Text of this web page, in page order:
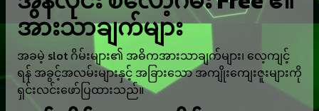
အားသာချက်များ
အခမဲ့ slot ဂိမ်းများ၏ အဓိကအားသာချက်များ၊ လေ့ကျင့်
ရန် အခွင့်အလမ်းများနှင့် အခြားသော အကျိုးကျေးဇူးများကို
ရှင်းလင်းဖော်ပြထားသည်။